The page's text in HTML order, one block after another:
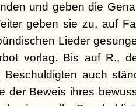
und geben die
geben sie zu, auf
Lieder
vorlag. Bis auf R.,
Beschuldigten auch
der Beweis ihres